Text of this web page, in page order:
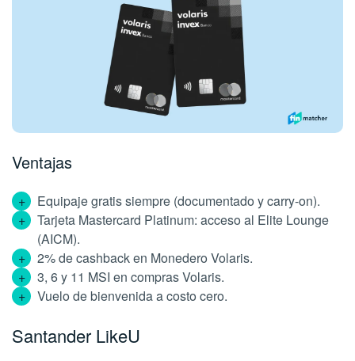
Ventajas
Equipaje gratis siempre (documentado y carry-on).
Tarjeta Mastercard Platinum: acceso al Elite Lounge
(AICM).
2% de cashback en Monedero Volaris.
3, 6 y 11 MSI en compras Volaris.
Vuelo de bienvenida a costo cero.
Santander LikeU